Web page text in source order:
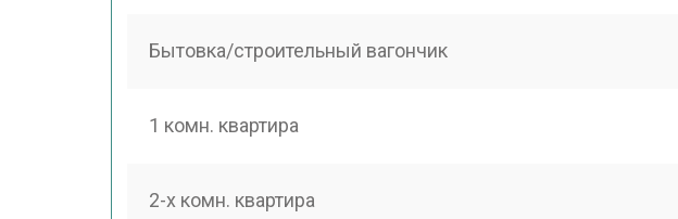
Бытовка/строительный вагончик
1 комн. квартира
2-х комн. квартира